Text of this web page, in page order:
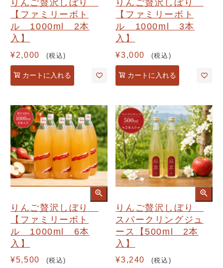
りんご贅沢しぼり
【ファミリーボト
ル 1000ml 2本
入】
¥2,000 税込
カートに入れる
りんご贅沢しぼり
【ファミリーボト
ル 1000ml 3本
入】
¥3,000 税込
カートに入れる
りんご贅沢しぼり
【ファミリーボト
ル 1000ml 6本
入】
¥5,500 税込
りんご贅沢しぼり
スパークリングジュ
ース【500ml 2本
入】
¥3,240 税込